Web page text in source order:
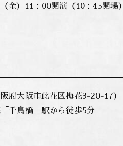
金）11：00開演（10：45開場）
府大阪市此花区梅花3-20-17）
千鳥橋」駅から徒歩5分